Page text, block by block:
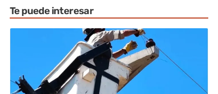
Te puede interesar